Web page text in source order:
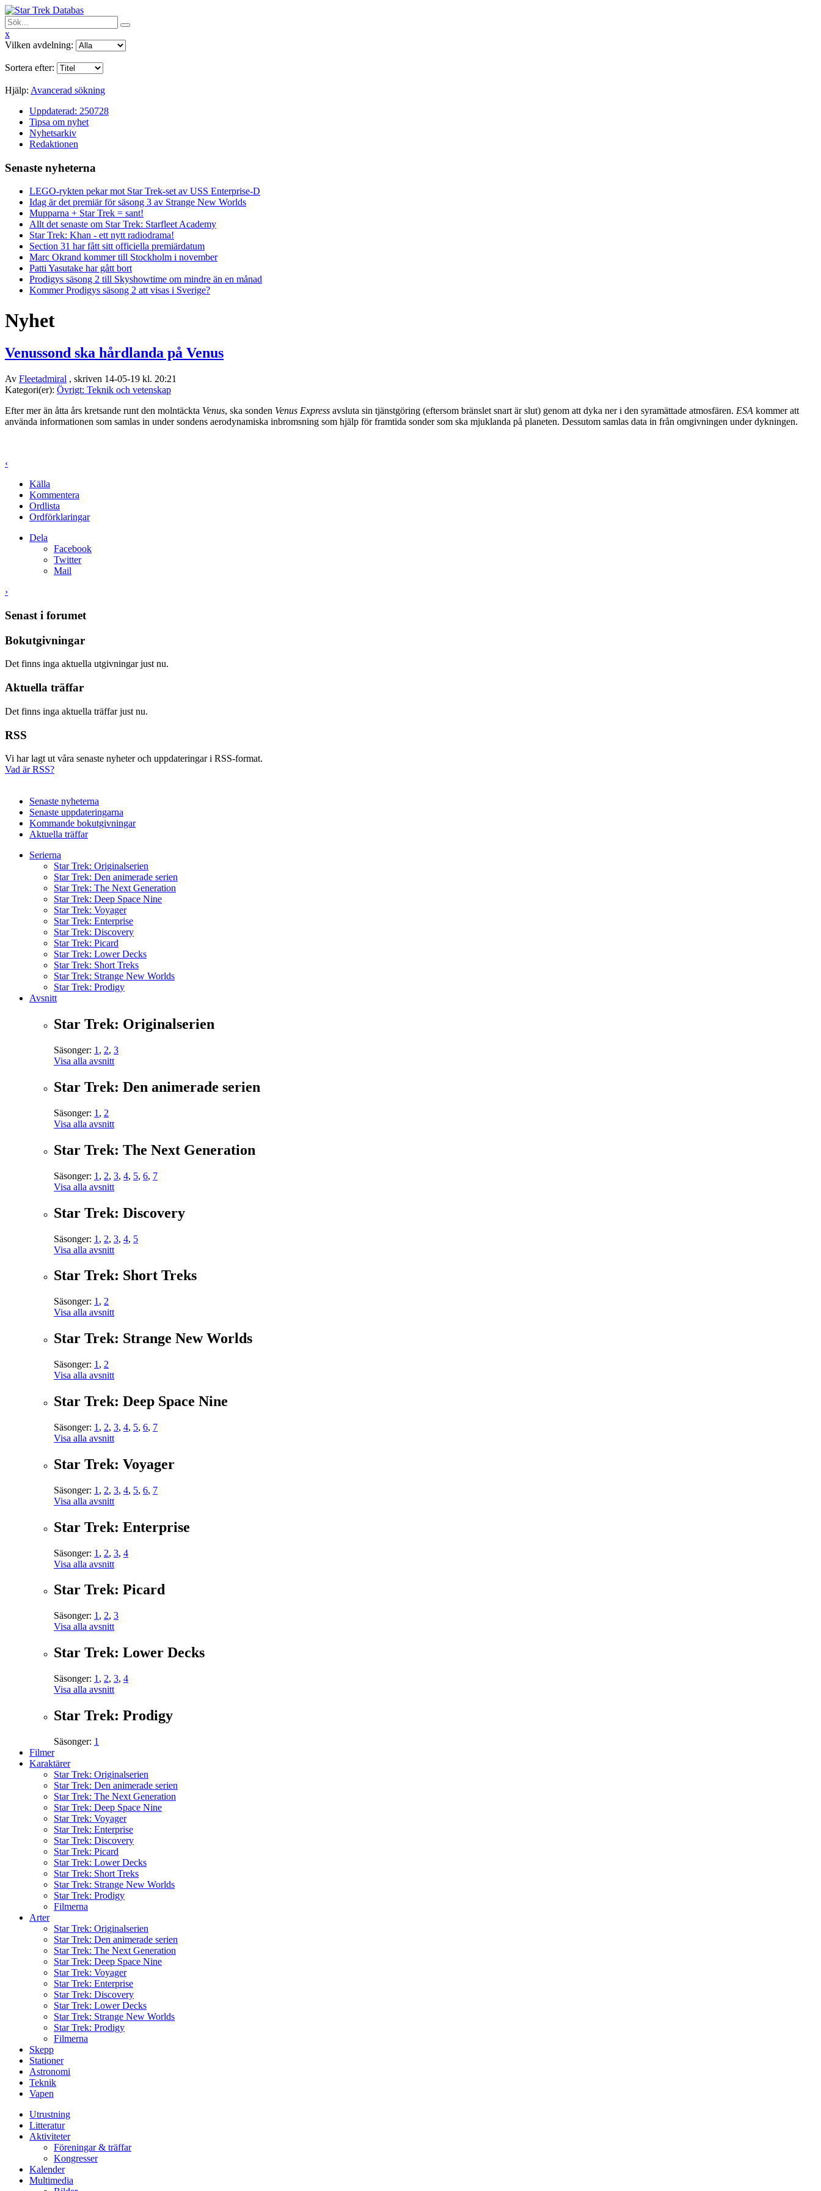
x
Vilken avdelning:
Sortera efter:
Hjälp: Avancerad sökning
Uppdaterad: 250728
Tipsa om nyhet
Nyhetsarkiv
Redaktionen
Senaste nyheterna
LEGO-rykten pekar mot Star Trek-set av USS Enterprise-D
Idag är det premiär för säsong 3 av Strange New Worlds
Mupparna + Star Trek = sant!
Allt det senaste om Star Trek: Starfleet Academy
Star Trek: Khan - ett nytt radiodrama!
Section 31 har fått sitt officiella premiärdatum
Marc Okrand kommer till Stockholm i november
Patti Yasutake har gått bort
Prodigys säsong 2 till Skyshowtime om mindre än en månad
Kommer Prodigys säsong 2 att visas i Sverige?
Nyhet
Venussond ska hårdlanda på Venus
Av Fleetadmiral , skriven 14-05-19 kl. 20:21
Kategori(er): Övrigt: Teknik och vetenskap
Efter mer än åtta års kretsande runt den molntäckta Venus, ska sonden Venus Express avsluta sin tjänstgöring (eftersom bränslet snart är slut) genom att dyka ner i den syramättade atmosfären. ESA kommer att
använda informationen som samlas in under sondens aerodynamiska inbromsning som hjälp för framtida sonder som ska mjuklanda på planeten. Dessutom samlas data in från omgivningen under dykningen.
‹
Källa
Kommentera
Ordlista
Ordförklaringar
Dela
Facebook
Twitter
Mail
›
Senast i forumet
Bokutgivningar
Det finns inga aktuella utgivningar just nu.
Aktuella träffar
Det finns inga aktuella träffar just nu.
RSS
Vi har lagt ut våra senaste nyheter och uppdateringar i RSS-format.
Vad är RSS?
Senaste nyheterna
Senaste uppdateringarna
Kommande bokutgivningar
Aktuella träffar
Serierna
Star Trek: Originalserien
Star Trek: Den animerade serien
Star Trek: The Next Generation
Star Trek: Deep Space Nine
Star Trek: Voyager
Star Trek: Enterprise
Star Trek: Discovery
Star Trek: Picard
Star Trek: Lower Decks
Star Trek: Short Treks
Star Trek: Strange New Worlds
Star Trek: Prodigy
Avsnitt
Star Trek: Originalserien
Säsonger: 1 , 2, 3
Visa alla avsnitt
Star Trek: Den animerade serien
Säsonger: 1 , 2
Visa alla avsnitt
Star Trek: The Next Generation
Säsonger: 1 , 2, 3, 4, 5, 6, 7
Visa alla avsnitt
Star Trek: Discovery
Säsonger: 1 , 2, 3, 4, 5
Visa alla avsnitt
Star Trek: Short Treks
Säsonger: 1 , 2
Visa alla avsnitt
Star Trek: Strange New Worlds
Säsonger: 1 , 2
Visa alla avsnitt
Star Trek: Deep Space Nine
Säsonger: 1 , 2, 3, 4, 5, 6, 7
Visa alla avsnitt
Star Trek: Voyager
Säsonger: 1 , 2, 3, 4, 5, 6, 7
Visa alla avsnitt
Star Trek: Enterprise
Säsonger: 1 , 2, 3, 4
Visa alla avsnitt
Star Trek: Picard
Säsonger: 1 , 2, 3
Visa alla avsnitt
Star Trek: Lower Decks
Säsonger: 1 , 2, 3, 4
Visa alla avsnitt
Star Trek: Prodigy
Säsonger: 1
Filmer
Karaktärer
Star Trek: Originalserien
Star Trek: Den animerade serien
Star Trek: The Next Generation
Star Trek: Deep Space Nine
Star Trek: Voyager
Star Trek: Enterprise
Star Trek: Discovery
Star Trek: Picard
Star Trek: Lower Decks
Star Trek: Short Treks
Star Trek: Strange New Worlds
Star Trek: Prodigy
Filmerna
Arter
Star Trek: Originalserien
Star Trek: Den animerade serien
Star Trek: The Next Generation
Star Trek: Deep Space Nine
Star Trek: Voyager
Star Trek: Enterprise
Star Trek: Discovery
Star Trek: Lower Decks
Star Trek: Strange New Worlds
Star Trek: Prodigy
Filmerna
Skepp
Stationer
Astronomi
Teknik
Vapen
Utrustning
Litteratur
Aktiviteter
Föreningar & träffar
Kongresser
Kalender
Multimedia